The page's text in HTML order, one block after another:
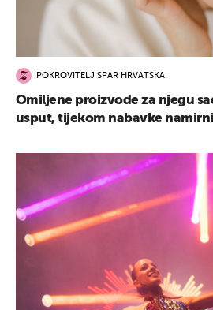
POKROVITELJ SPAR HRVATSKA
Omiljene proizvode za njegu
usput, tijekom nabavke